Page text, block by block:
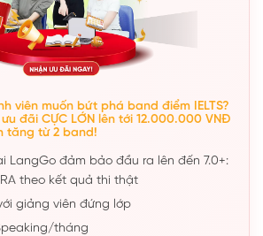
viên muốn bứt phá band điểm IELTS?
đãi CỰC LỚN lên tới 12.000.000 VNĐ
tăng từ 2 band!
LangGo đảm bảo đầu ra lên đến 7.0+:
RA theo kết quả thi thật
giảng viên đứng lớp
tháng